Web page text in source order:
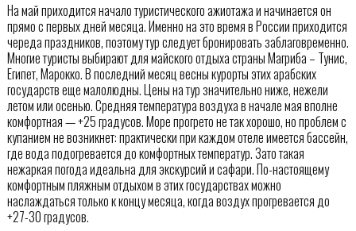
На май приходится начало туристического ажиотажа и начинается он
прямо с первых дней месяца. Именно на это время в России приходится
череда праздников, поэтому тур следует бронировать заблаговременно.
Многие туристы выбирают для майского отдыха страны Магриба – Тунис,
Египет, Марокко. В последний месяц весны курорты этих арабских
государств еще малолюдны. Цены на тур значительно ниже, нежели
летом или осенью. Средняя температура воздуха в начале мая вполне
комфортная — +25 градусов. Море прогрето не так хорошо, но проблем с
купанием не возникнет: практически при каждом отеле имеется бассейн,
где вода подогревается до комфортных температур. Зато такая
нежаркая погода идеальна для экскурсий и сафари. По-настоящему
комфортным пляжным отдыхом в этих государствах можно
наслаждаться только к концу месяца, когда воздух прогревается до
+27-30 градусов.